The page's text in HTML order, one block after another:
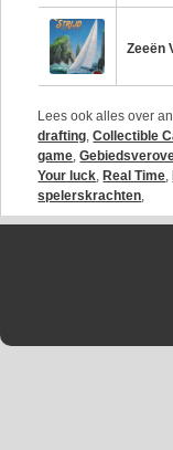
Zeeën
Lees ook alles over
drafting,Collectible
game,
Your luck, Real Time,
spelerskrachten,